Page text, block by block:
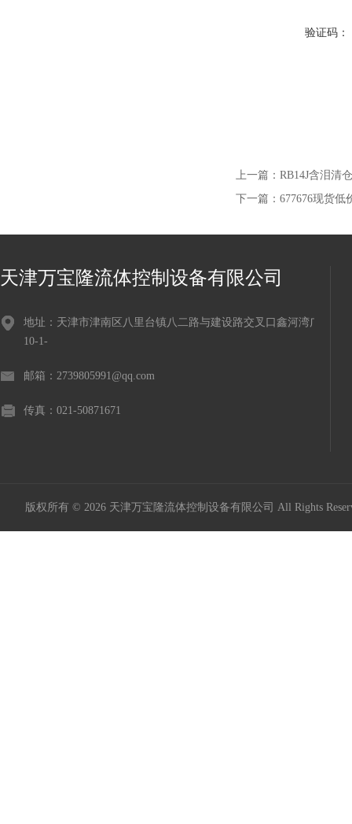
验证码：
上一篇： RB14J含泪清
下一篇： 677676现货低
天津万宝隆流体控制设备有限公司
地址：天津市津南区八里台镇八二路与建设路交叉口鑫河湾广场
10-1-
邮箱：2739805991@qq.com
传真：021-50871671
版权所有 © 2026 天津万宝隆流体控制设备有限公司 All Rights